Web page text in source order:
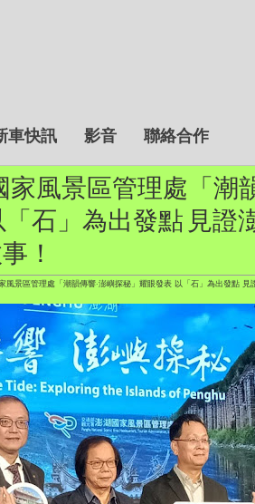
車快訊 影音 聯絡合作
國家風景區管理處「潮
「石」為出發點 見證
！
風景區管理處「潮韻傳響‧澎嶼探秘」耀眼發表 以「石」為出發點 見